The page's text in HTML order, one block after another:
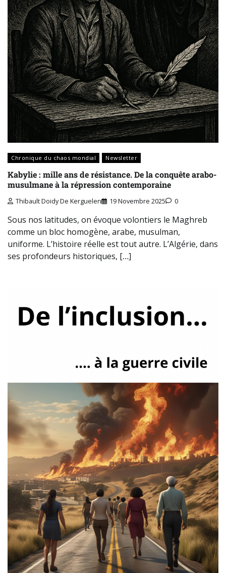
Chronique du chaos mondial Newsletter
Kabylie : mille ans de résistance. De la conquête arabo-
musulmane à la répression contemporaine
Thibault Doidy De Kerguelen 19 Novembre 2025 0
Sous nos latitudes, on évoque volontiers le Maghreb
comme un bloc homogène, arabe, musulman,
uniforme. L’histoire réelle est tout autre. L’Algérie, dans
ses profondeurs historiques, […]